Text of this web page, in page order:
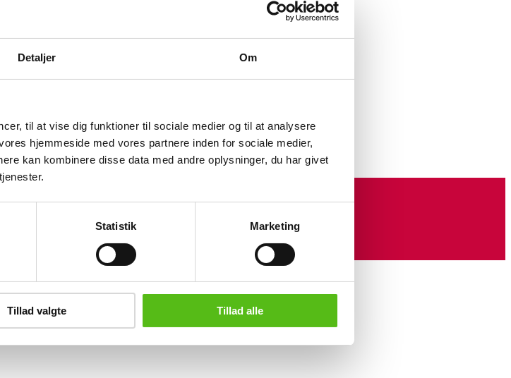
Detaljer Om
til at vise dig funktioner til sociale medier og til at analysere
hjemmeside med vores partnere inden for sociale medier,
kan kombinere disse data med andre oplysninger, du har givet
Statistik Marketing
Tillad valgte Tillad alle
Description
expected.
Similar lots